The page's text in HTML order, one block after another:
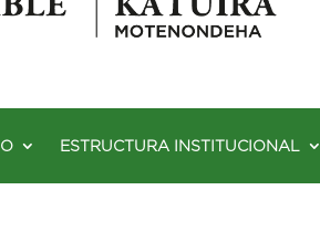
ESTRUCTURA INSTITUCIONAL